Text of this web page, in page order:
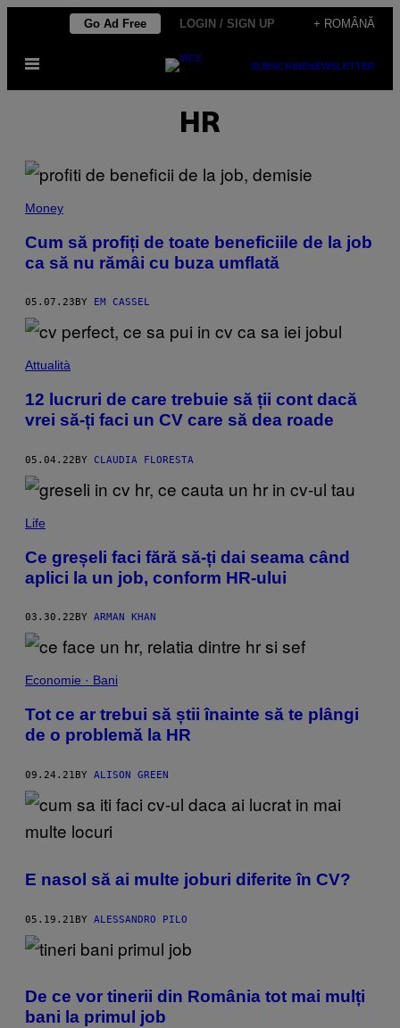
content
Go Ad Free LOGIN / SIGN UP + ROMÂNĂ
Open
SUBSCRIBENEWSLETTER
HR
Money
Cum să profiți de toate beneficiile de la job
ca să nu rămâi cu buza umflată
05.07.23 BY EM CASSEL
Attualità
12 lucruri de care trebuie să ții cont dacă
vrei să-ți faci un CV care să dea roade
05.04.22BY CLAUDIA FLORESTA
Life
Ce greșeli faci fără să-ți dai seama când
aplici la un job, conform HR-ului
03.30.22 BY ARMAN KHAN
Economie · Bani
Tot ce ar trebui să știi înainte să te plângi
de o problemă la HR
09.24.21BY ALISON GREEN
E nasol să ai multe joburi diferite în CV?
05.19.21 BY ALESSANDRO PILO
De ce vor tinerii din România tot mai mulți
bani la primul job